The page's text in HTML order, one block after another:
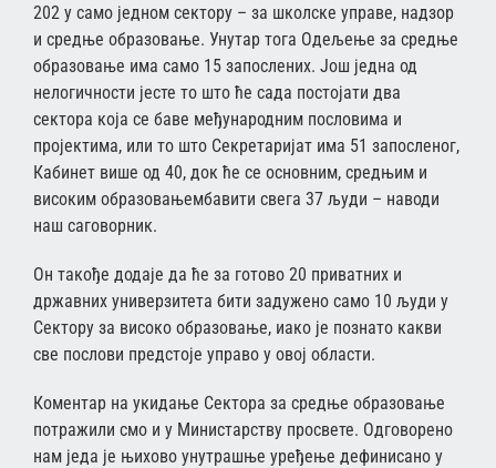
202 у само једном сектору – за школске управе, надзор
и средње образовање. Унутар тога Одељење за средње
образовање има само 15 запослених. Још једна од
нелогичности јесте то што ће сада постојати два
сектора која се баве међународним пословима и
пројектима, или то што Секретаријат има 51 запосленог,
Кабинет више од 40, док ће се основним, средњим и
високим образовањембавити свега 37 људи – наводи
наш саговорник.
Он такође додаје да ће за готово 20 приватних и
државних универзитета бити задужено само 10 људи у
Сектору за високо образовање, иако је познато какви
све послови предстоје управо у овој области.
Коментар на укидање Сектора за средње образовање
потражили смо и у Министарству просвете. Одговорено
нам једа је њихово унутрашње уређење дефинисано у